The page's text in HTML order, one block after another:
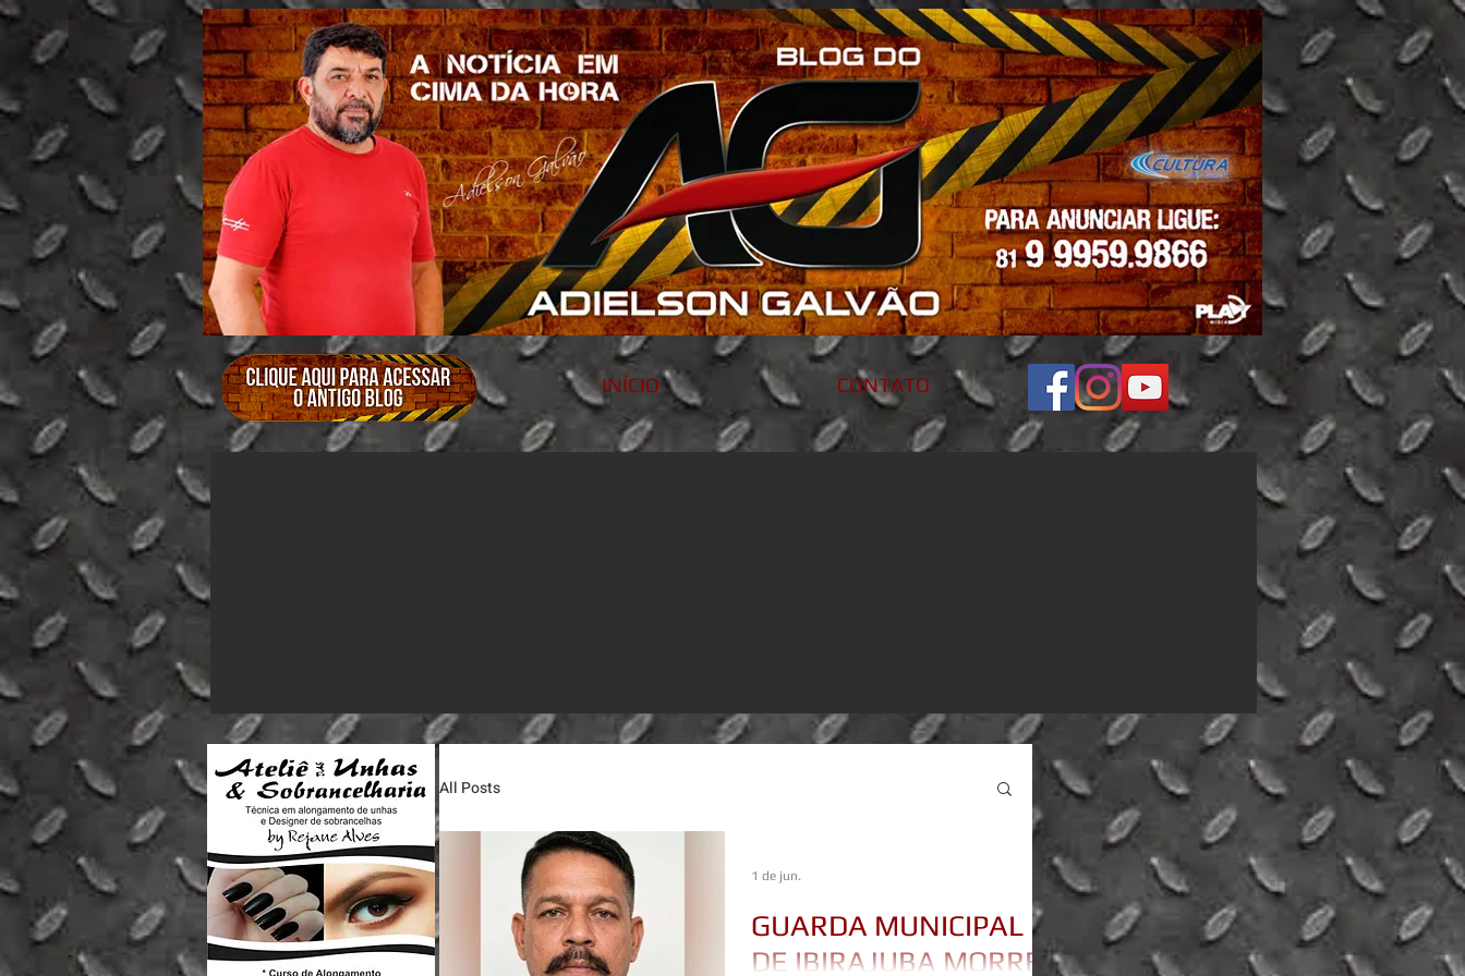
INÍCIO CONTATO
All Posts
GUARDA MUNICIPAL
DE IBIRAJUBA MORRE
1 de jun.